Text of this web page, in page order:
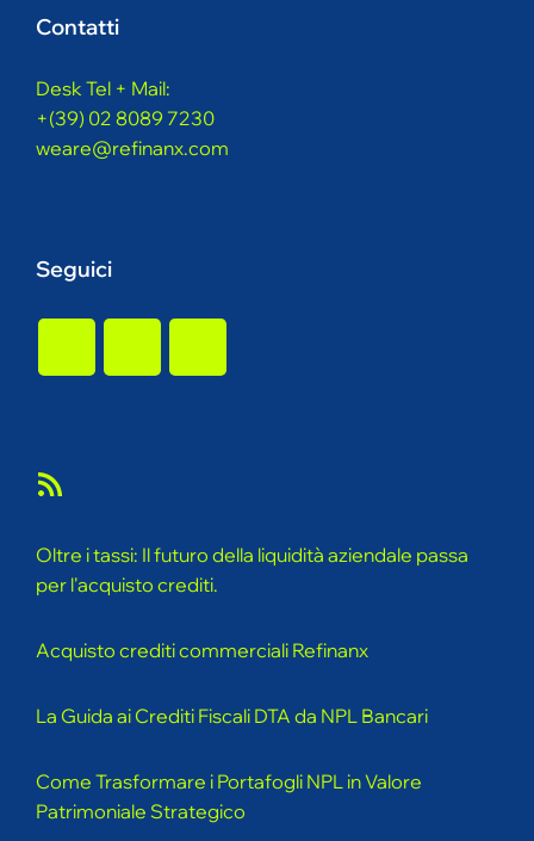
Contatti
Desk Tel + Mail:
+(39) 02 8089 7230
weare@refinanx.com
Seguici
Oltre i tassi: Il futuro della liquidità aziendale passa
per l'acquisto crediti.
Acquisto crediti commerciali Refinanx
La Guida ai Crediti Fiscali DTA da NPL Bancari
Come Trasformare i Portafogli NPL in Valore
Patrimoniale Strategico